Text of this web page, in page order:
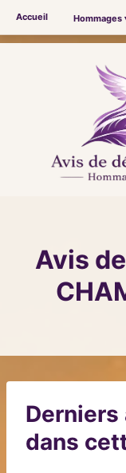
Accueil Hommages
Avis
Derniers
dans